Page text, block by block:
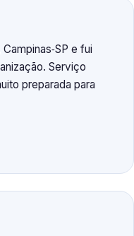
e fui
Serviço
preparada para